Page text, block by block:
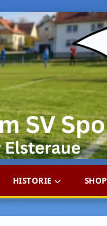
HISTORIE SHOP